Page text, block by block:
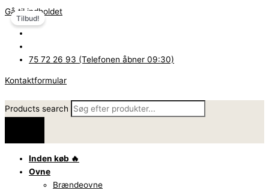
Gå til indholdet
75 72 26 93 (Telefonen åbner 09:30)
Kontaktformular
Products search
Inden køb 🔥
Ovne
Brændeovne
Tilbud!